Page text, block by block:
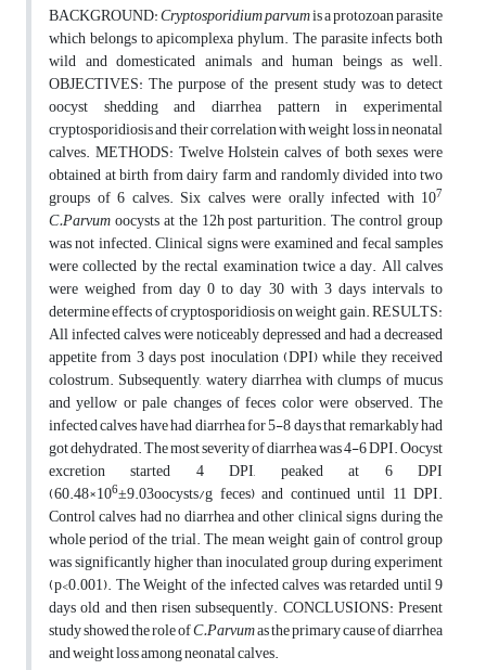
BACKGROUND:Cryptosporidium parvumis a protozoan parasite
which belongs to apicomplexa phylum. The parasite infects both
wild and domesticated animals and human beings as well.
OBJECTIVES: The purpose of the present study was to detect
oocyst shedding and diarrhea pattern in experimental
cryptosporidiosis and their correlation with weight loss in neonatal
calves. METHODS: Twelve Holstein calves of both sexes were
obtained at birth from dairy farm and randomly divided into two
groups of 6 calves. Six calves were orally infected with 107
C.Parvumoocysts at the 12h post parturition. The control group
was not infected. Clinical signs were examined and fecal samples
were collected by the rectal examination twice a day. All calves
were weighed from day 0 to day 30 with 3 days intervals to
determine effects of cryptosporidiosis on weight gain.RESULTS:
All infected calves were noticeably depressed and had a decreased
appetite from 3 days post inoculation (DPI) while they received
colostrum. Subsequently, watery diarrhea with clumps of mucus
and yellow or pale changes of feces color were observed. The
infected calves have had diarrhea for 5-8 days that remarkably had
got dehydrated. The most severity of diarrhea was 4-6 DPI. Oocyst
excretion started 4 DPI, peaked at 6 DPI
(60.48×106±9.03oocysts/g feces) and continued until 11 DPI.
Control calves had no diarrhea and other clinical signs during the
whole period of the trial. The mean weight gain of control group
was significantly higher than inoculated group during experiment
(p<0.001). The Weight of the infected calves was retarded until 9
days old and then risen subsequently. CONCLUSIONS:Present
study showed the role ofC.Parvumas the primary cause of diarrhea
and weight loss among neonatal calves.